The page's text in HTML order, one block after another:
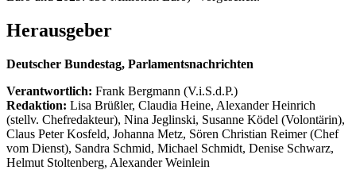
Herausgeber
Deutscher Bundestag, Parlamentsnachrichten
Verantwortlich: Frank Bergmann (V.i.S.d.P.)
Redaktion: Lisa Brüßler, Claudia Heine, Alexander Heinrich
(stellv. Chefredakteur), Nina Jeglinski, Susanne Ködel (Volontärin),
Claus Peter Kosfeld, Johanna Metz, Sören Christian Reimer (Chef
vom Dienst), Sandra Schmid, Michael Schmidt, Denise Schwarz,
Helmut Stoltenberg, Alexander Weinlein